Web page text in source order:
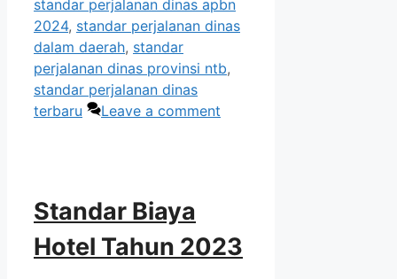
standar perjalanan dinas apbn
2024, standar perjalanan dinas
dalam daerah, standar
perjalanan dinas provinsi ntb,
standar perjalanan dinas
terbaru
Leave a comment
Standar Biaya
Hotel Tahun 2023